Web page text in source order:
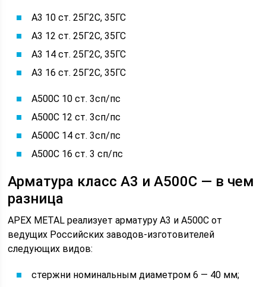
А3 10 ст. 25Г2С, 35ГС
А3 12 ст. 25Г2С, 35ГС
А3 14 ст. 25Г2С, 35ГС
А3 16 ст. 25Г2С, 35ГС
А500С 10 ст. 3сп/пс
А500С 12 ст. 3сп/пс
А500С 14 ст. 3сп/пс
А500С 16 ст. 3 сп/пс
Арматура класс А3 и А500С — в чем
разница
APEX METAL реализует арматуру А3 и А500С от
ведущих Российских заводов-изготовителей
следующих видов:
стержни номинальным диаметром 6 — 40 мм;